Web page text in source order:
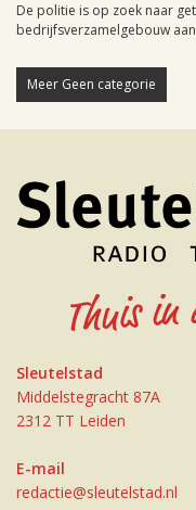
De politie is op zoek naar
bedrijfsverzamelgebouw
Meer Geen categorie
Sleutelstad
Middelstegracht 87A
2312 TT Leiden
E-mail
redactie@sleutelstad.nl